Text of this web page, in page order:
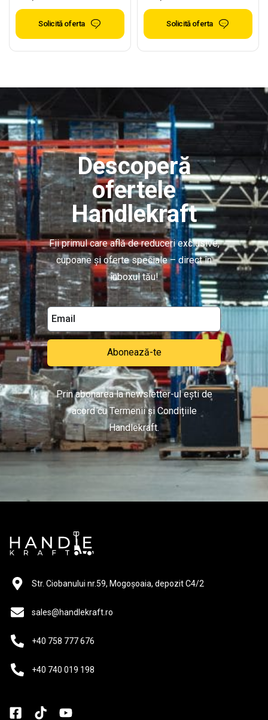
Solicită oferta Solicită oferta
Descoperă
ofertele
Handlekraft
Fii primul care află de reduceri exclusive,
cupoane și oferte speciale – direct în
inboxul tău!
Abonează-te
Prin abonarea la newsletter-ul ești de
acord cu Termenii și Condițiile
Handlekraft.
Str. Ciobanului nr.59, Mogoșoaia, depozit C4/2
sales@handlekraft.ro
+40 758 777 676
+40 740 019 198